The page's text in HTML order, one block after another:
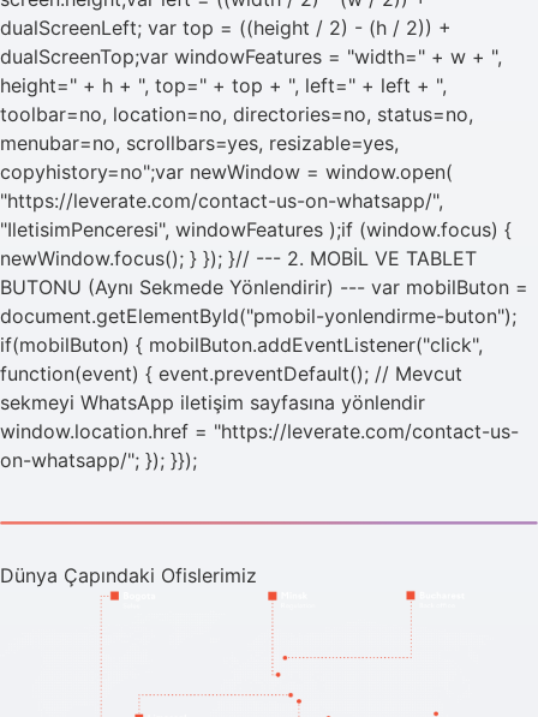
dualScreenLeft; var top = ((height / 2) - (h / 2)) +
dualScreenTop;var windowFeatures = "width=" + w + ",
height=" + h + ", top=" + top + ", left=" + left + ",
toolbar=no, location=no, directories=no, status=no,
menubar=no, scrollbars=yes, resizable=yes,
copyhistory=no";var newWindow = window.open(
"https://leverate.com/contact-us-on-whatsapp/",
"IletisimPenceresi", windowFeatures );if (window.focus) {
newWindow.focus(); } }); }// --- 2. MOBİL VE TABLET
BUTONU (Aynı Sekmede Yönlendirir) --- var mobilButon =
document.getElementById("pmobil-yonlendirme-buton");
if(mobilButon) { mobilButon.addEventListener("click",
function(event) { event.preventDefault(); // Mevcut
sekmeyi WhatsApp iletişim sayfasına yönlendir
window.location.href = "https://leverate.com/contact-us-
on-whatsapp/"; }); }});
Dünya Çapındaki Ofislerimiz